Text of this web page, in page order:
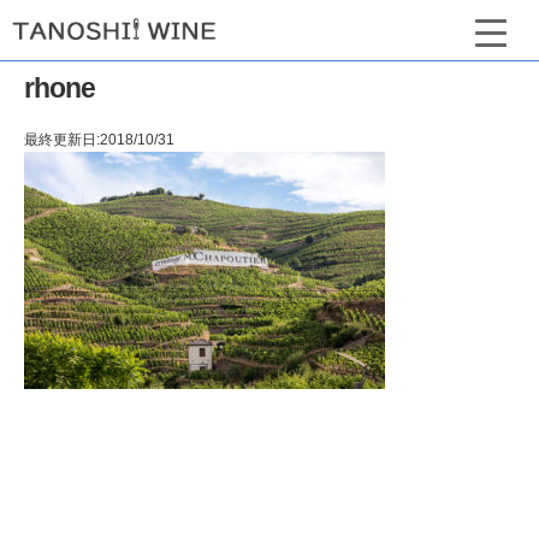
rhone
最終更新日:2018/10/31